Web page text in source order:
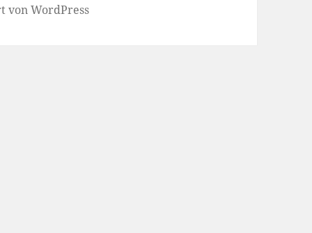
von WordPress